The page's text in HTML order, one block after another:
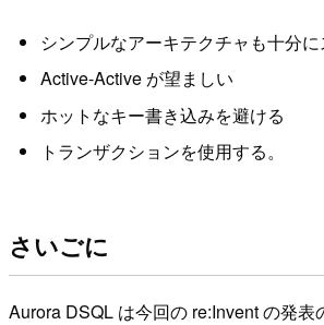
シンプルなアーキテクチャも十分
Active-Active が望ましい
ホットなキー書き込みを避ける
トランザクションを使用する。
さいごに
Aurora DSQL は今回の re:Invent の発表